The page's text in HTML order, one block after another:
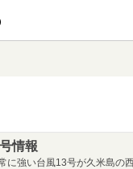
情報
に強い台風13号が久米島の